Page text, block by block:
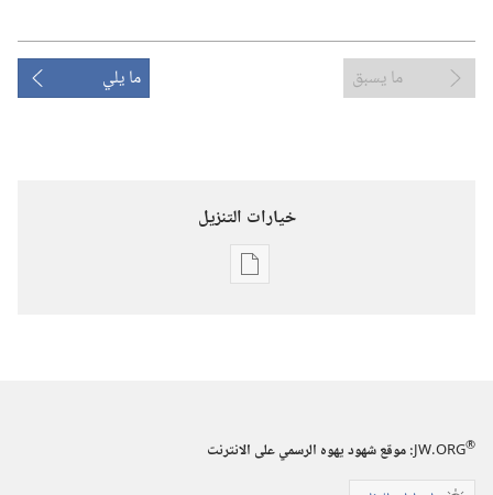
ما يسبق ما يلي
خيارات التنزيل
خيارات
سبتمبر‏
JW.ORG®
:‏ موقع شهود يهوه الرسمي على الانترنت